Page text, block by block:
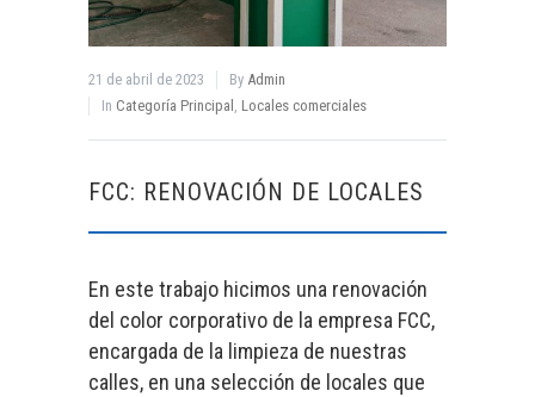
21 de abril de 2023 By Admin
In Categoría Principal , Locales comerciales
FCC: RENOVACIÓN DE LOCALES
En este trabajo hicimos una renovación
del color corporativo de la empresa FCC,
encargada de la limpieza de nuestras
calles, en una selección de locales que